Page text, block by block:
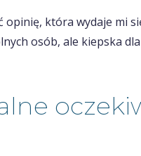
która wydaje mi
osób, ale kiepska